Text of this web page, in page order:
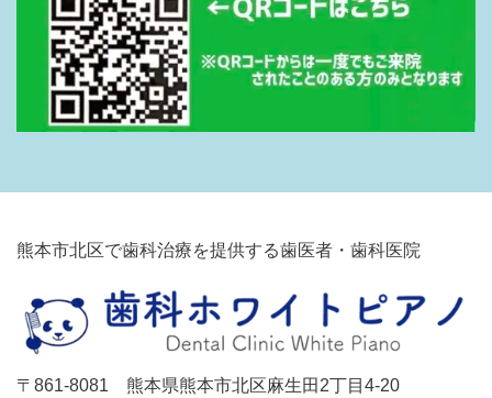
熊本市北区で歯科治療を提供する歯医者・歯科医院
〒861-8081 熊本県熊本市北区麻生田2丁目4-20